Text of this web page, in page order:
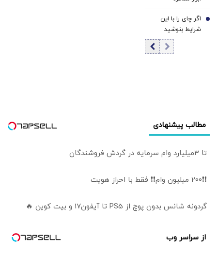
چنین حماقتی کنند،
گورستان خود را در
آنجا خواهند یافت/
دیپلماسی بدون
پشتیبانی مردمی
نمی‌توان سیاست
خارجی موفقی
داشت | هنر
حکمرانی در
بهره‌گیری همزمان
اگر چای را با این
شرایط بنوشید
سرطان می‌گیرید
7
مطالب پیشنهادی
تا 3میلیارد وام سرمایه در گردش فروشندگان
❗❗200 میلیون وام❗❗ فقط با احراز هویت
گردونه شانس بدون پوچ از PS5 تا آیفون17 و بیت کوین 🔥
از سراسر وب